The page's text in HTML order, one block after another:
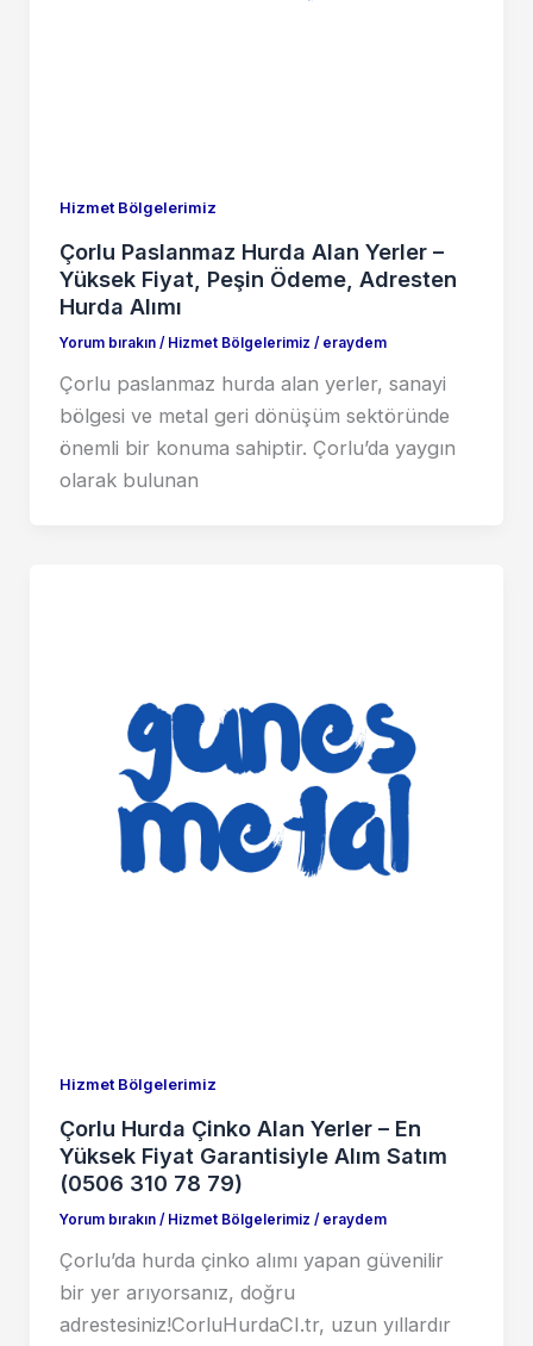
Hizmet Bölgelerimiz
Çorlu Paslanmaz Hurda Alan Yerler –
Yüksek Fiyat, Peşin Ödeme, Adresten
Hurda Alımı
Yorum bırakın / Hizmet Bölgelerimiz / eraydem
Çorlu paslanmaz hurda alan yerler, sanayi
bölgesi ve metal geri dönüşüm sektöründe
önemli bir konuma sahiptir. Çorlu’da yaygın
olarak bulunan
Hizmet Bölgelerimiz
Çorlu Hurda Çinko Alan Yerler – En
Yüksek Fiyat Garantisiyle Alım Satım
(0506 310 78 79)
Yorum bırakın / Hizmet Bölgelerimiz / eraydem
Çorlu’da hurda çinko alımı yapan güvenilir
bir yer arıyorsanız, doğru
adrestesiniz!CorluHurdaCI.tr, uzun yıllardır